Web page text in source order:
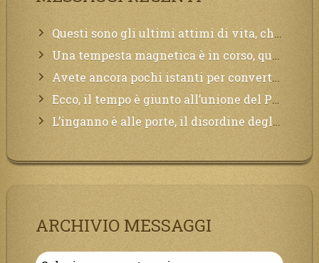
Questi sono gli ultimi attimi di vita, chi si vuole salvare Mi chiami in suo aiuto.
Una tempesta magnetica è in corso, questa generazione patirà. Il black out non tarderà ad arrivare e tutta la Terra sarà oscurata.
Avete ancora pochi istanti per convertirvi, non perdete tempo, la sciagura arriverà all’improvviso e per chi non si sarà preparato saranno dolori.
Ecco, il tempo è giunto all’unione del Padre con il figlio, non avete che da attendere pochissimo.
L’inganno è alle porte, il disordine degli ordinati urlerà perdono, ma sarà troppo tardi, il tradimento è stato grande!
ARCHIVIO MESSAGGI
Archivio